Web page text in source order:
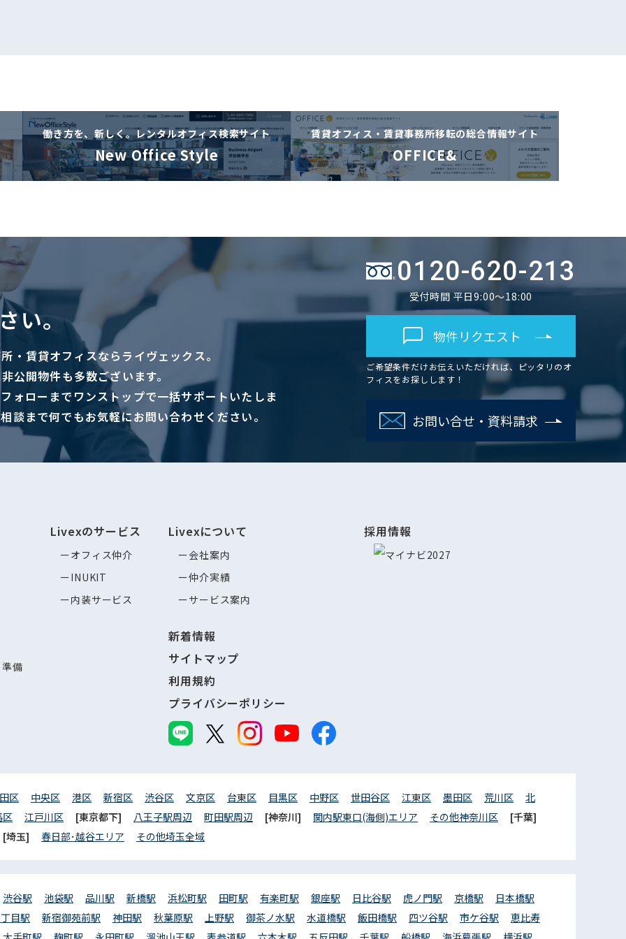
働き方を、新しく。レンタルオフィス検索サイト
New Office Style
賃貸オフィス・賃貸事務所移転の総合情報サイト
OFFICE&
い。
・賃貸オフィスならライヴェックス。
公開物件も多数ございます。
ォローまでワンストップで一括サポートいたしま
談まで何でもお気軽にお問い合わせください。
0120-620-213
受付時間 平日9:00～18:00
物件リクエスト
ご希望条件だけお伝えいただければ、ピッタリのオ
フィスをお探しします！
お問い合せ・資料請求
備
Livexのサービス
オフィス仲介
INUKIT
内装サービス
Livexについて
会社案内
仲介実績
サービス案内
新着情報
サイトマップ
利用規約
プライバシーポリシー
採用情報
区 中央区 港区 新宿区 渋谷区 文京区 台東区 目黒区 中野区 世田谷区 江東区 墨田区 荒川区
北
区
江戸川区 [東京都下] 八王子駅周辺 町田駅周辺 [神奈川] 関内駅東口(海側)エリア その他神奈川区
[千葉]
[埼玉] 春日部･越谷エリア その他埼玉全域
渋谷駅 池袋駅 品川駅 新橋駅 浜松町駅 田町駅 有楽町駅 銀座駅 日比谷駅 虎ノ門駅 京橋駅
日本橋駅
目駅
新宿御苑前駅 神田駅 秋葉原駅 上野駅 御茶ノ水駅 水道橋駅 飯田橋駅 四ツ谷駅 市ケ谷駅
恵比寿